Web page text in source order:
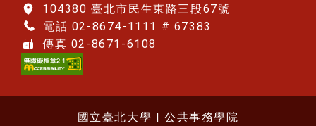
104380 臺北市民生東路三段67號
電話 02-8674-1111 # 67383
傳真 02-8671-6108
國立臺北大學 | 公共事務學院